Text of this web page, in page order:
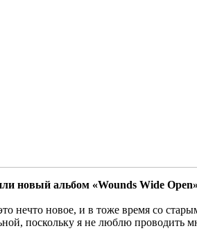
новый альбом «Wounds Wide
нечто новое, и в тоже время со
поскольку я не люблю проводить